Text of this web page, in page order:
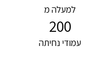
למעלה מ
200
עמודי נחיתה